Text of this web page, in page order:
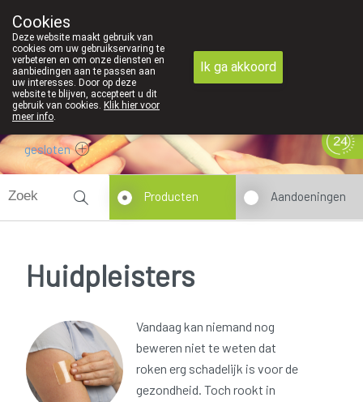
03/312 12 20
gesloten
Producten Aandoeningen
Huidpleisters
Vandaag kan niemand nog
beweren niet te weten dat
roken erg schadelijk is voor de
gezondheid. Toch rookt in
Cookies
Deze website maakt gebruik van
cookies om uw gebruikservaring te
verbeteren en om onze diensten en
aanbiedingen aan te passen aan
uw interesses. Door op deze
website te blijven, accepteert u dit
gebruik van cookies. Klik hier voor
meer info.
Ik ga akkoord